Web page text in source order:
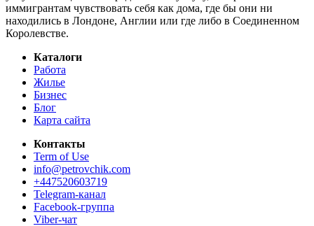
иммигрантам чувствовать себя как дома, где бы они ни
находились в Лондоне, Англии или где либо в Соединенном
Королевстве.
Каталоги
Работа
Жилье
Бизнес
Блог
Карта сайта
Контакты
Term of Use
info@petrovchik.com
+447520603719
Telegram-канал
Facebook-группа
Viber-чат